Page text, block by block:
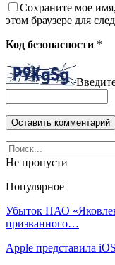
Сохраните мое
этом браузере для
Код безопасности *
Не пропусти
Популярное
Убыток ПАО
призванного…
Apple представила